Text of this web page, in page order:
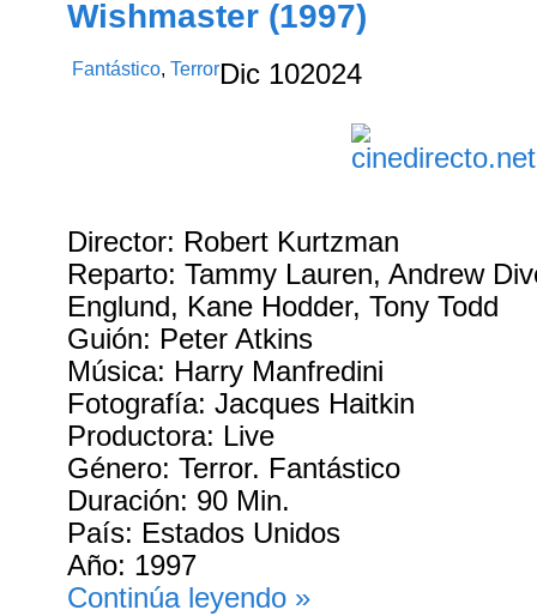
Wishmaster (1997)
Fantástico,Terror Dic 102024
Director: Robert Kurtzman
Reparto: Tammy Lauren, Andrew
Englund, Kane Hodder, Tony Todd
Guión: Peter Atkins
Música: Harry Manfredini
Fotografía: Jacques Haitkin
Productora: Live
Género: Terror. Fantástico
Duración: 90 Min.
País: Estados Unidos
Año: 1997
Continúa leyendo »